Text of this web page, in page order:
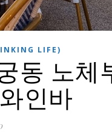
LIFE)
동 노체
인바